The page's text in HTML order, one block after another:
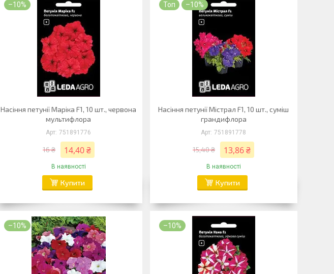
–10%
Насіння петунії Маріка F1, 10 шт., червона
мультифлора
751891776
16 ₴ 14,40 ₴
В наявності
Купити
Топ –10%
Насіння петунії Містрал F1, 10 шт., суміш
грандифлора
751891778
15,40 ₴ 13,86 ₴
В наявності
Купити
–10% –10%